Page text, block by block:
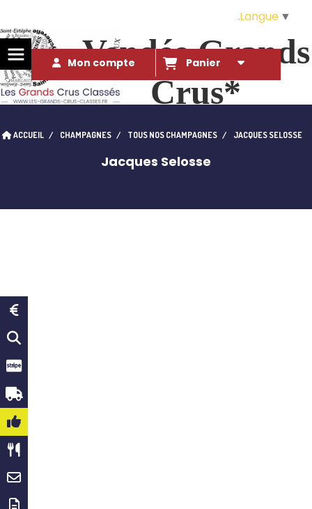
Vendée Grands
Crus*
qui l'eût cru...
Mon compte Panier
ACCUEIL CHAMPAGNES TOUS NOS CHAMPAGNES JACQUES SELOSSE
Jacques Selosse
Langue ▼